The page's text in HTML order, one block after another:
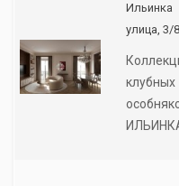
Ильинка
улица, 3/8
клубных